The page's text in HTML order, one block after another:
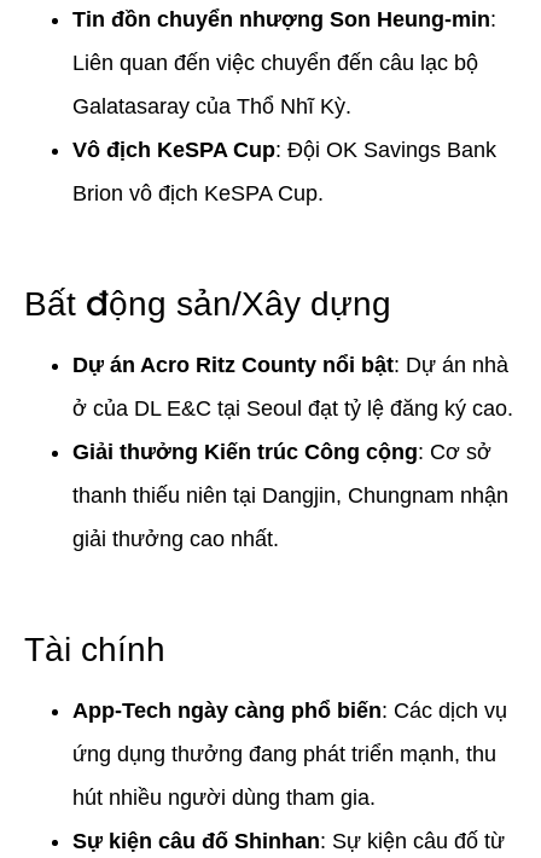
Tin đồn chuyển nhượng Son Heung-min:
Liên quan đến việc chuyển đến câu lạc bộ
Galatasaray của Thổ Nhĩ Kỳ.
Vô địch KeSPA Cup: Đội OK Savings Bank
Brion vô địch KeSPA Cup.
Bất động sản/Xây dựng
Dự án Acro Ritz County nổi bật: Dự án nhà
ở của DL E&C tại Seoul đạt tỷ lệ đăng ký cao.
Giải thưởng Kiến trúc Công cộng: Cơ sở
thanh thiếu niên tại Dangjin, Chungnam nhận
giải thưởng cao nhất.
Tài chính
App-Tech ngày càng phổ biến: Các dịch vụ
ứng dụng thưởng đang phát triển mạnh, thu
hút nhiều người dùng tham gia.
Sự kiện câu đố Shinhan: Sự kiện câu đố từ